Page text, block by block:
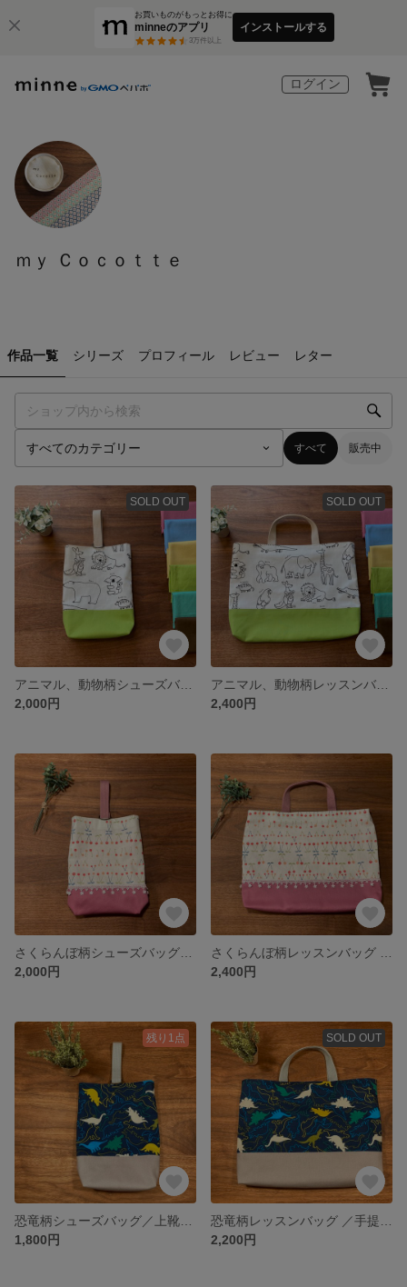
お買いものがもっとお得に
minneのアプリ
3万件以上
インストールする
ログイン
ｍｙ Ｃｏｃｏｔｔｅ
作品一覧 シリーズ プロフィール レビュー レター
すべて 販売中
SOLD OUT
2,000円
SOLD OUT
2,400円
2,000円
2,400円
残り1点
1,800円
SOLD OUT
2,200円